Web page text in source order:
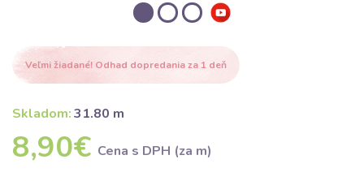
Veľmi žiadané! Odhad dopredania za 1 deň
Skladom:31.80 m
8,90€ Cena s DPH (za m)